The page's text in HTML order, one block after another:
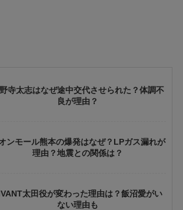
寺太志はなぜ途中交代させられた？体調不
良が理由？
ンモール熊本の爆発はなぜ？LPガス漏れが
理由？地震との関係は？
太田役が変わった理由は？飯沼愛がい
ない理由も